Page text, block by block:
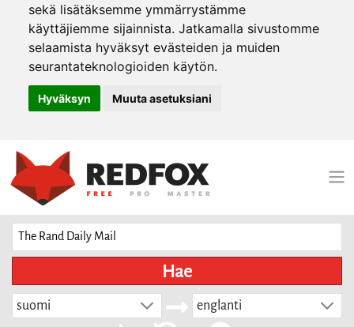
sekä lisätäksemme ymmärrystämme
käyttäjiemme sijainnista. Jatkamalla sivustomme
selaamista hyväksyt evästeiden ja muiden
seurantateknologioiden käytön.
Hyväksyn Muuta asetuksiani
Hae
suomi englanti